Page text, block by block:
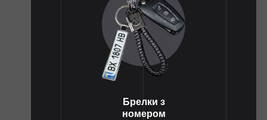
Брелки з
номером